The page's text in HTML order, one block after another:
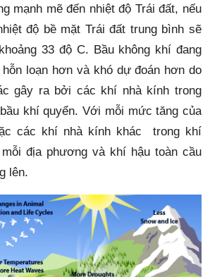
mạnh mẽ đến nhiệt độ Trái đất, nếu
độ bề mặt Trái đất trung bình sẽ
33 độ C. Bầu không khí đang
loạn hơn và khó dự đoán hơn do
gây ra bởi các khí nhà kính trong
khí quyển. Với mỗi mức tăng của
các khí nhà kính khác
trong khí
địa phương và khí hậu toàn cầu
lên.